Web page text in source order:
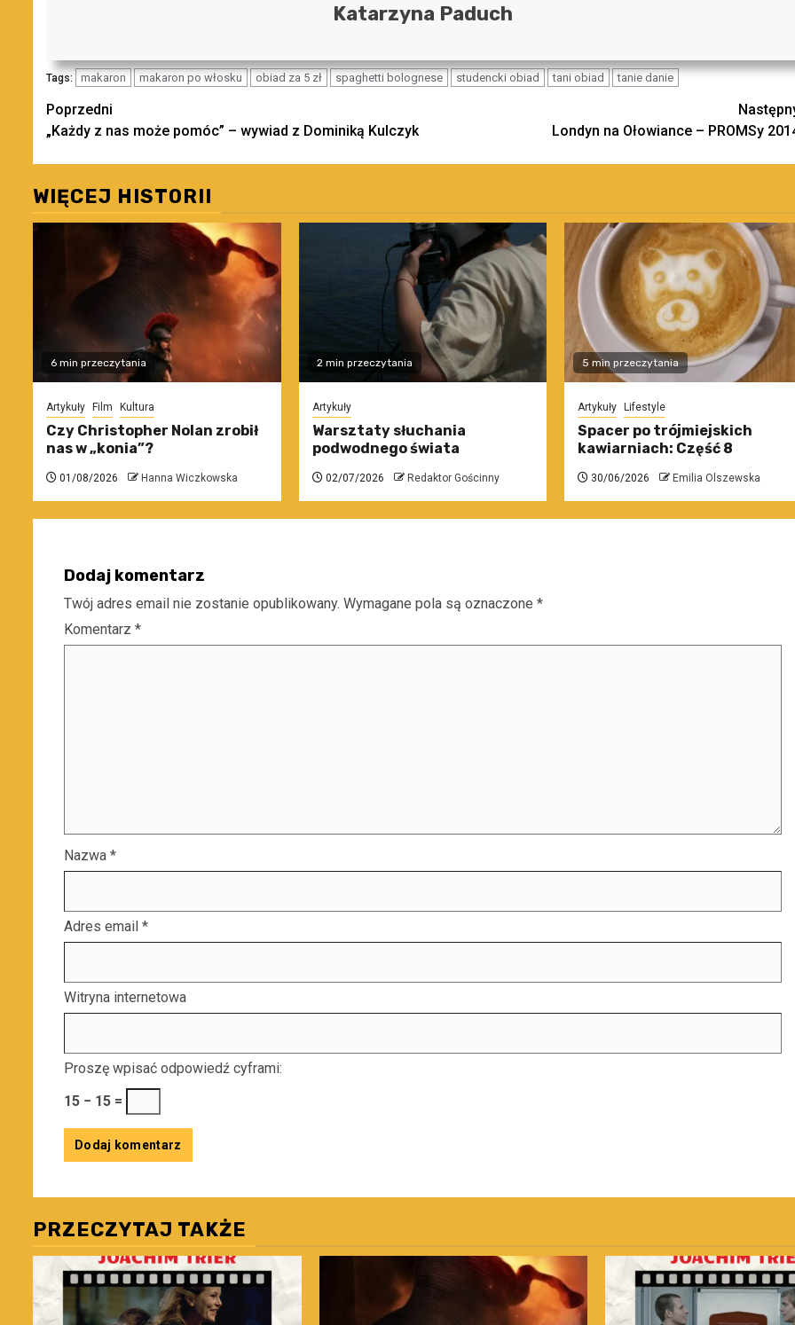
Katarzyna Paduch
Tags: makaron makaron po włosku obiad za 5 zł spaghetti bolognese studencki obiad tani obiad tanie danie
Zobacz
wpisy
Poprzedni
„Każdy z nas może pomóc” – wywiad z Dominiką Kulczyk
Londyn na Ołowiance – PROMSy
WIĘCEJ HISTORII
6 min przeczytania
Artykuły Film Kultura
Czy Christopher Nolan zrobił
nas w „konia”?
01/08/2026 Hanna Wiczkowska
2 min przeczytania
Artykuły
Warsztaty słuchania
podwodnego świata
02/07/2026 Redaktor Gościnny
5 min przeczytania
Artykuły Lifestyle
Spacer po trójmiejskich
kawiarniach: Część 8
30/06/2026 Emilia Olszewska
Dodaj komentarz
Twój adres email nie zostanie opublikowany. Wymagane pola są oznaczone *
Komentarz *
Nazwa *
Adres email *
Witryna internetowa
Proszę wpisać odpowiedź cyframi:
15 − 15 =
PRZECZYTAJ TAKŻE